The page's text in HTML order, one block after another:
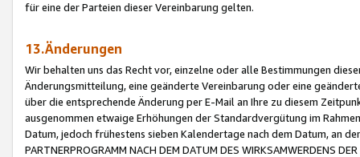
für eine der Parteien dieser Vereinbarung gelten.
13.Änderungen
Wir behalten uns das Recht vor, einzelne oder alle Bestimmungen
Änderungsmitteilung, eine geänderte Vereinbarung oder eine
über die entsprechende Änderung per E-Mail an Ihre zu diesem
ausgenommen etwaige Erhöhungen der Standardvergütung im
Datum, jedoch frühestens sieben Kalendertage nach dem Datum, an
PARTNERPROGRAMM NACH DEM DATUM DES WIRKSAMWERDENS